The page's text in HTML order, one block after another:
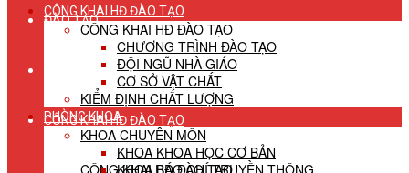
ĐÀO TẠO
TUYỂN SINH
CÔNG KHAI HĐ ĐÀO TẠO
CÔNG KHAI HĐ ĐÀO TẠO
CÔNG KHAI HĐ ĐÀO TẠO
CÔNG KHAI HĐ ĐÀO TẠO
CHƯƠNG TRÌNH ĐÀO TẠO
ĐỘI NGŨ NHÀ GIÁO
CƠ SỞ VẬT CHẤT
KIỂM ĐỊNH CHẤT LƯỢNG
PHÒNG KHOA
KHOA CHUYÊN MÔN
KHOA KHOA HỌC CƠ BẢN
KHOA BÁO CHÍ TRUYỀN THÔNG